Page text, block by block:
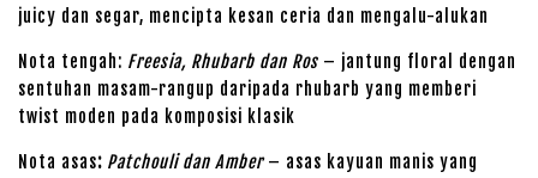
juicy dan segar, mencipta kesan ceria dan mengalu-alukan
Nota tengah: Freesia, Rhubarb dan Ros – jantung floral dengan
sentuhan masam-rangup daripada rhubarb yang memberi
twist moden pada komposisi klasik
Nota asas: Patchouli dan Amber– asas kayuan manis yang